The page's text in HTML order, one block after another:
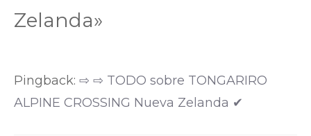
Zelanda»
Pingback: ⇨ ⇨ TODO sobre TONGARIRO
ALPINE CROSSING Nueva Zelanda ✔